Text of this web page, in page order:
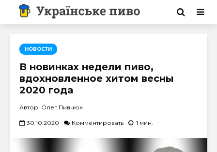
НОВОСТИ
В новинках недели пиво,
вдохновленное хитом весны
2020 года
Автор: Олег Пивнюк
30.10.2020 Комментировать 1 мин.